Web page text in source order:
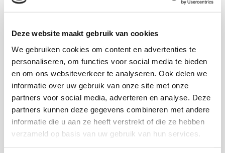
Deze website maakt gebruik van cookies
We gebruiken cookies om content en advertenties te
personaliseren, om functies voor social media te bieden
en om ons websiteverkeer te analyseren. Ook delen we
informatie over uw gebruik van onze site met onze
partners voor social media, adverteren en analyse. Deze
partners kunnen deze gegevens combineren met andere
informatie die u aan ze heeft verstrekt of die ze hebben
verzameld op basis van uw gebruik van hun services.
Download deze publicatie
Onderzoekers
Meintje van Dijk